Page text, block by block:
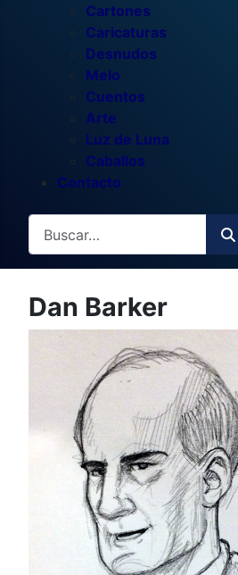
Cartones
Caricaturas
Desnudos
Melo
Cuentos
Arte
Luz de Luna
Caballos
Contacto
Buscar
Dan Barker